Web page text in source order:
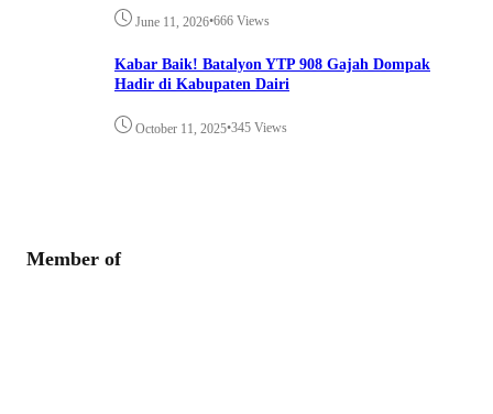
June 11, 2026•666 Views
Kabar Baik! Batalyon YTP 908 Gajah Dompak
Hadir di Kabupaten Dairi
October 11, 2025•345 Views
Member of